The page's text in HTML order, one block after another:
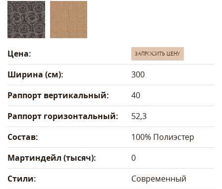
Цена: ЗАПРОСИТЬ ЦЕНУ
Ширина (см):
300
Раппорт вертикальный:
40
Раппорт горизонтальный:
52,3
Состав:
100% Полиэстер
Мартиндейл (тысяч):
0
Стили:
Современный